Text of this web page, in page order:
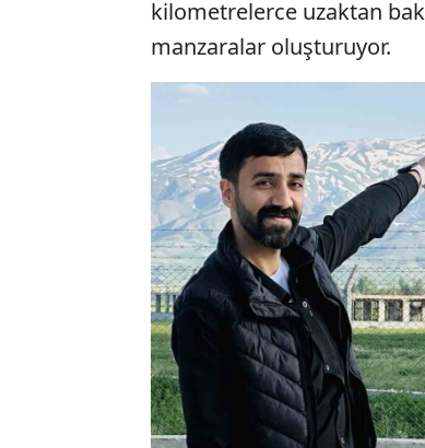
kilometrelerce uzaktan
manzaralar oluşturuyor.